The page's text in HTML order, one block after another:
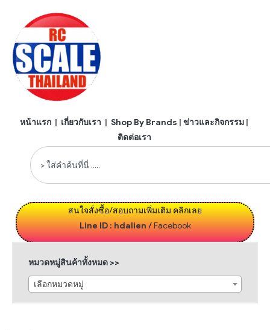
หน้าแรก | เกี่ยวกับเรา | Shop By Brands | ข่าวและกิจกรรม |
ติดต่อเรา
สนใจสั่งซื้อ/สอบถามเพิ่มเติม คลิกเลย
Line ID : hdalien/Facebook
หมวดหมู่สินค้าทั้งหมด >>
เลือกหมวดหมู่